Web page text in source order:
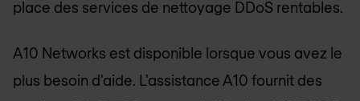
place des services de nettoyage DDoS rentables.
A10 Networks est disponible lorsque vous avez le
plus besoin d'aide. L'assistance A10 fournit des